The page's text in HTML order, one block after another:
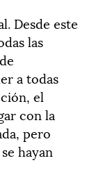
Desde este
las
a todas
el
con la
pero
hayan